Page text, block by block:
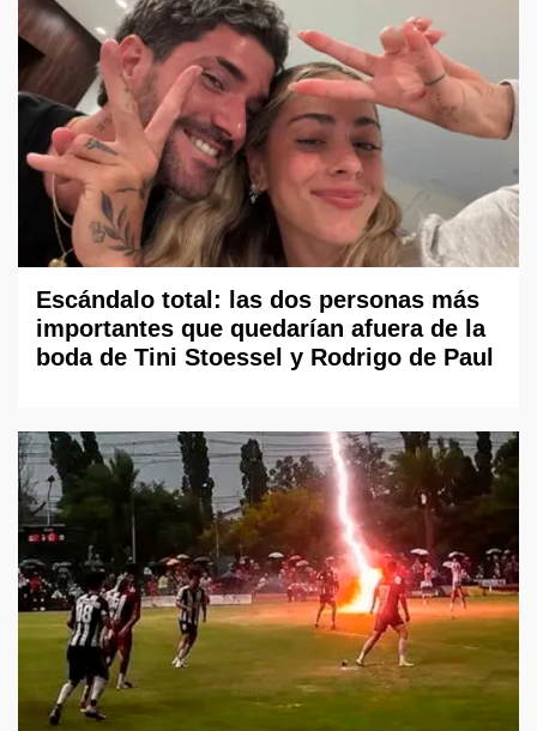
Escándalo total: las dos personas más
importantes que quedarían afuera de la
boda de Tini Stoessel y Rodrigo de Paul